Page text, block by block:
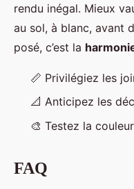
rendu inégal. Mieux
au sol, à blanc, avant
posé, c’est la
📏 Privilégiez les
📐 Anticipez les
🎨 Testez la
FAQ